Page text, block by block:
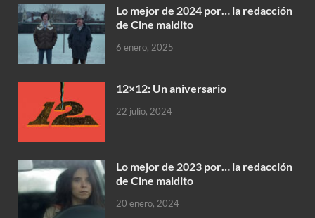
Lo mejor de 2024 por… la redacción
de Cine maldito
6 enero, 2025
12×12: Un aniversario
22 julio, 2024
Lo mejor de 2023 por… la redacción
de Cine maldito
20 enero, 2024